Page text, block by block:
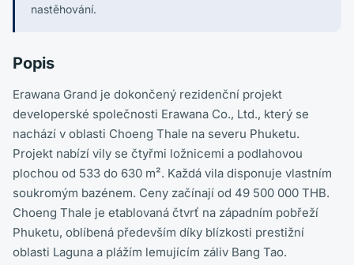
nastěhování.
Popis
Erawana Grand je dokončený rezidenční projekt
developerské společnosti Erawana Co., Ltd., který se
nachází v oblasti Choeng Thale na severu Phuketu.
Projekt nabízí vily se čtyřmi ložnicemi a podlahovou
plochou od 533 do 630 m². Každá vila disponuje vlastním
soukromým bazénem. Ceny začínají od 49 500 000 THB.
Choeng Thale je etablovaná čtvrť na západním pobřeží
Phuketu, oblíbená především díky blízkosti prestižní
oblasti Laguna a plážím lemujícím záliv Bang Tao.